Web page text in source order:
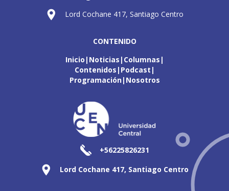
Lord Cochane 417, Santiago Centro
CONTENIDO
Inicio Noticias Columnas
Contenidos Podcast
Programación Nosotros
+56225826231
Lord Cochane 417, Santiago Centro